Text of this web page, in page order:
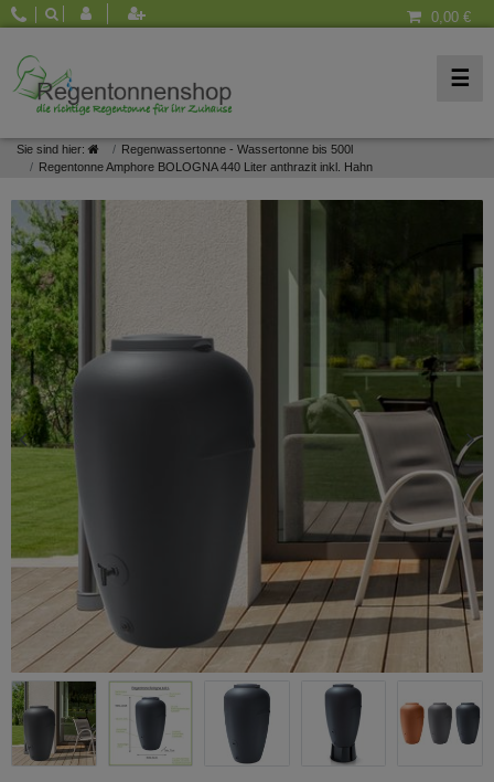
0,00 €
☰
Sie sind hier:
Regenwassertonne - Wassertonne bis 500l
Regentonne Amphore BOLOGNA 440 Liter anthrazit inkl. Hahn